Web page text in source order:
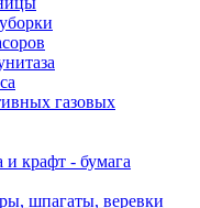
газовых
и крафт - бумага
шпагаты, веревки